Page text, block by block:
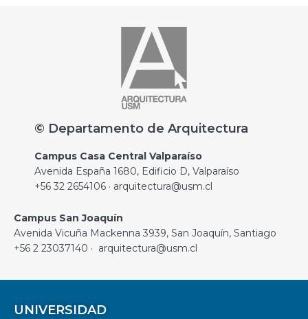
© Departamento de Arquitectura
Campus Casa Central Valparaíso
Avenida España 1680, Edificio D, Valparaíso
+56 32 2654106 · arquitectura@usm.cl
Campus San Joaquín
Avenida Vicuña Mackenna 3939, San Joaquín, Santiago
+56 2 23037140 · arquitectura@usm.cl
UNIVERSIDAD